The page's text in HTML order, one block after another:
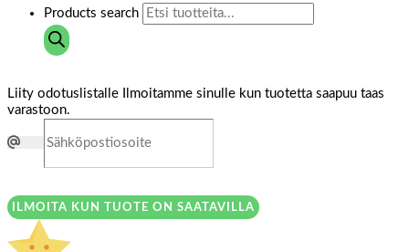
Products search
Liity odotuslistalle
Ilmoitamme sinulle kun tuotetta saapuu taas
varastoon.
ILMOITA KUN TUOTE ON SAATAVILLA